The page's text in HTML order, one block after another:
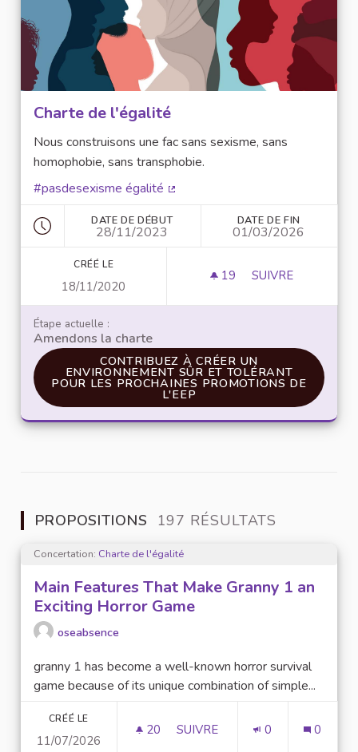
Charte de l'égalité
Nous construisons une fac sans sexisme, sans
homophobie, sans transphobie.
#pasdesexisme égalité
DATE DE DÉBUT
28/11/2023
DATE DE FIN
01/03/2026
CRÉÉ LE
18/11/2020
19 19 ABONNÉS
SUIVRE
Étape actuelle :
Amendons la charte
CONTRIBUEZ À CRÉER UN
CONTRIBUEZ À CRÉER UN
ENVIRONNEMENT SÛR ET TOLÉRANT
POUR LES PROCHAINES PROMOTIONS DE
L'EEP
PROPOSITIONS 197 RÉSULTATS
Concertation: Charte de l'égalité
Main Features That Make Granny 1 an
Exciting Horror Game
oseabsence
granny 1 has become a well-known horror survival
game because of its unique combination of simple...
CRÉÉ LE
11/07/2026
20 20 ABONNÉS
SUIVRE 0 0